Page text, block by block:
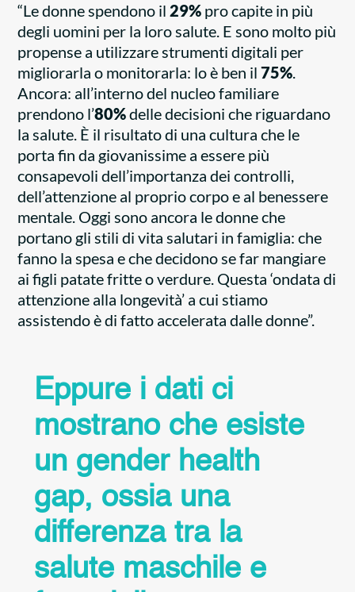
“Le donne spendono il29% pro capite in più
degli uomini per la loro salute. E sono molto più
propense a utilizzare strumenti digitali per
migliorarla o monitorarla: lo è ben il 75%.
Ancora: all’interno del nucleo familiare
prendono l’80%delle decisioni che riguardano
la salute. È il risultato di una cultura che le
porta fin da giovanissime a essere più
consapevoli dell’importanza dei controlli,
dell’attenzione al proprio corpo e al benessere
mentale. Oggi sono ancora le donne che
portano gli stili di vita salutari in famiglia: che
fanno la spesa e che decidono se far mangiare
ai figli patate fritte o verdure. Questa ‘ondata di
attenzione alla longevità’ a cui stiamo
assistendo è di fatto accelerata dalle donne”.
Eppure i dati ci
mostrano che esiste
un gender health
gap, ossia una
differenza tra la
salute maschile e